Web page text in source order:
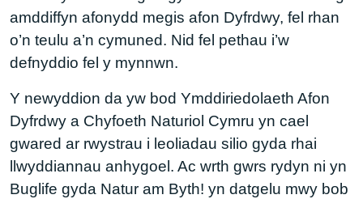
amddiffyn afonydd megis afon Dyfrdwy, fel rhan
o’n teulu a’n cymuned. Nid fel pethau i’w
defnyddio fel y mynnwn.
Y newyddion da yw bod Ymddiriedolaeth Afon
Dyfrdwy a Chyfoeth Naturiol Cymru yn cael
gwared ar rwystrau i leoliadau silio gyda rhai
llwyddiannau anhygoel. Ac wrth gwrs rydyn ni yn
Buglife gyda Natur am Byth! yn datgelu mwy bob